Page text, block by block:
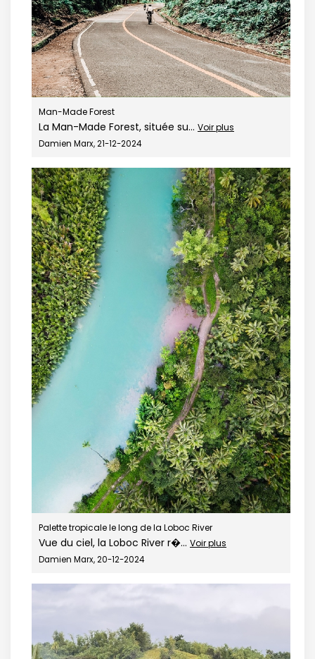
Man-Made Forest
La Man-Made Forest, située su... Voir plus
Damien Marx, 21-12-2024
Palette tropicale le long de la Loboc River
Vue du ciel, la Loboc River r�... Voir plus
Damien Marx, 20-12-2024